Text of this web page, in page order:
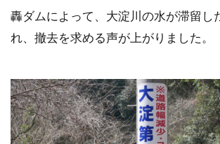
轟ダムによって、大淀川の水が滞留し
れ、撤去を求める声が上がりました。